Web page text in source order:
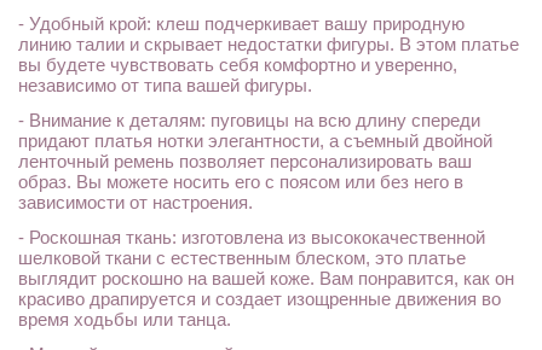
- Удобный крой: клеш подчеркивает вашу природную
линию талии и скрывает недостатки фигуры. В этом платье
вы будете чувствовать себя комфортно и уверенно,
независимо от типа вашей фигуры.
- Внимание к деталям: пуговицы на всю длину спереди
придают платья нотки элегантности, а съемный двойной
ленточный ремень позволяет персонализировать ваш
образ. Вы можете носить его с поясом или без него в
зависимости от настроения.
- Роскошная ткань: изготовлена из высококачественной
шелковой ткани с естественным блеском, это платье
выглядит роскошно на вашей коже. Вам понравится, как он
красиво драпируется и создает изощренные движения во
время ходьбы или танца.